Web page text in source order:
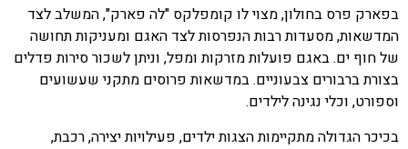
בפארק פרס בחולון, מצוי לו קומפלקס "לה פארק", המשלב לצד
המדשאות, מסעדות רבות הנפרסות לצד האגם ומעניקות תחושה
של חוף ים. באגם פועלות מזרקות ומפל, וניתן לשכור סירות פדלים
בצורת ברבורים צבעוניים. במדשאות פרוסים מתקני שעשועים
וספורט, וכלי נגינה לילדים.
בכיכר הגדולה מתקיימות הצגות ילדים, פעילויות יצירה, רכבת,